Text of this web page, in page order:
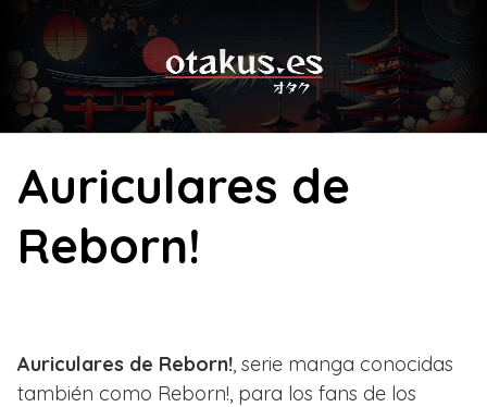
content
Auriculares de
Reborn!
Auriculares de Reborn!, serie manga conocidas
también como Reborn!, para los fans de los